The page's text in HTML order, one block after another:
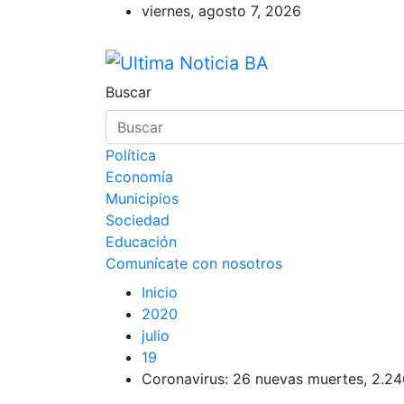
viernes, agosto 7, 2026
Ultima Noticia BA
Últimas noticias de la provincia
Buscar
Política
Economía
Municipios
Sociedad
Educación
Comunícate con nosotros
Inicio
2020
julio
19
Coronavirus: 26 nuevas muertes,